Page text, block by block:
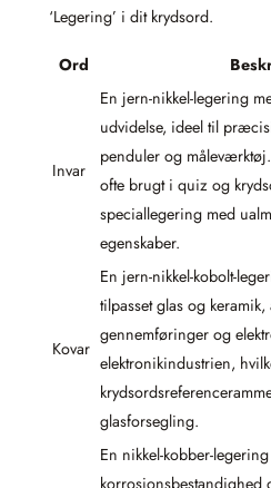
‘Legering’ i dit krydsord.
Ord
Invar
En jern-nikkel-legering
udvidelse, ideel til
penduler og
ofte brugt i quiz og
speciallegering med
egenskaber.
Kovar
En jern-nikkel-kobolt-
tilpasset glas og
gennemføringer og
elektronikindustrien,
glasforsegling.
En nikkel-kobber-
korrosionsbestandighed